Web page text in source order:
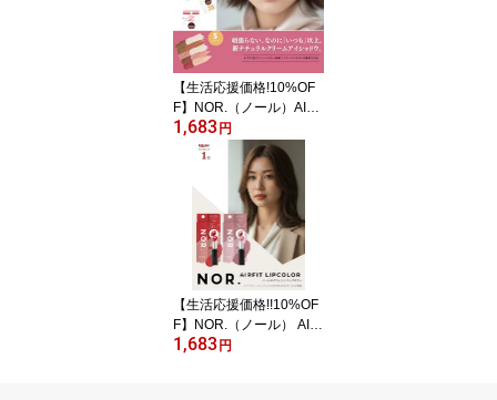
リエンタル ネイビー ア
イライナー 日本製
【生活応援価格!10%OF
F】NOR.（ノール）AIRF
ITCREAMEYESHADOW
（エアフィットクリーム
アイシャドウ）パレット
ピンクマットオレンジク
リームチークグラデーシ
ョンブラウンよれにくい
コスメ 日本製
1,683円
【生活応援価格!!10%OF
F】NOR.（ノール） AIR
FITLIPCOLOR（エアフ
1,683円